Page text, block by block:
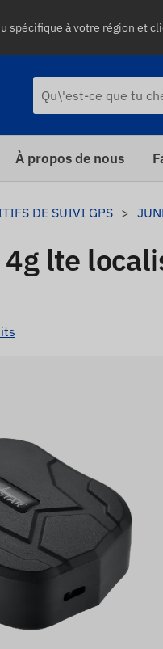
spécifique à votre région et
À propos de nous
DE SUIVI GPS
4g lte